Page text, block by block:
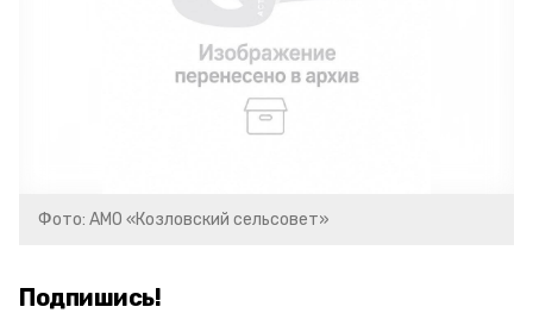
Фото: АМО «Козловский сельсовет»
Подпишись!